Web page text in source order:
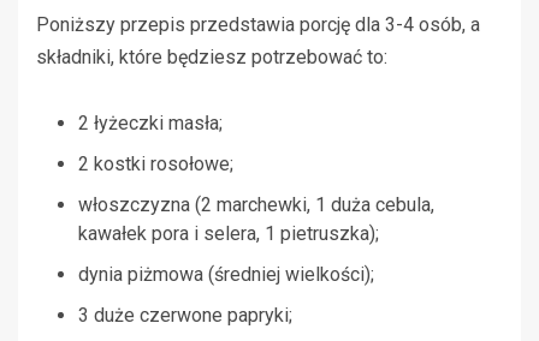
Poniższy przepis przedstawia porcję dla 3-4 osób, a
składniki, które będziesz potrzebować to:
2 łyżeczki masła;
2 kostki rosołowe;
włoszczyzna (2 marchewki, 1 duża cebula,
kawałek pora i selera, 1 pietruszka);
dynia piżmowa (średniej wielkości);
3 duże czerwone papryki;